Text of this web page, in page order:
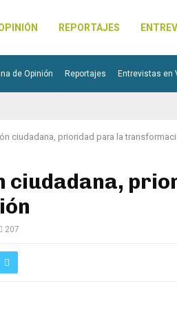
REPORTAJES
de Opinión Reportajes Entrevistas en
ciudadana, prioridad para la
ciudadana,
207